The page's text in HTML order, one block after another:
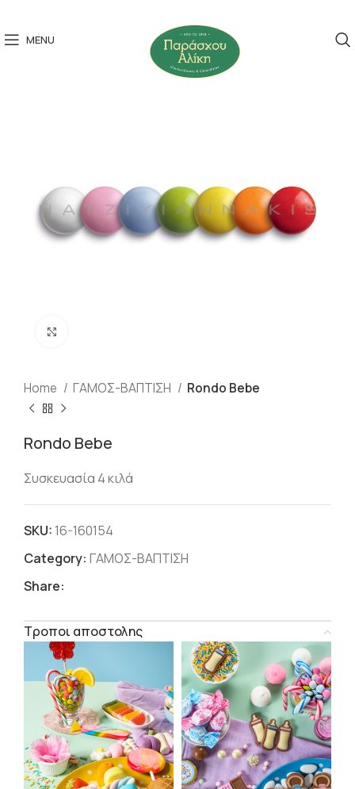
MENU
Home ΓΑΜΟΣ-ΒΑΠΤΙΣΗ Rondo Bebe
Rondo Bebe
Συσκευασία 4 κιλά
SKU: 16-160154
Category: ΓΑΜΟΣ-ΒΑΠΤΙΣΗ
Share:
Τροποι αποστολης